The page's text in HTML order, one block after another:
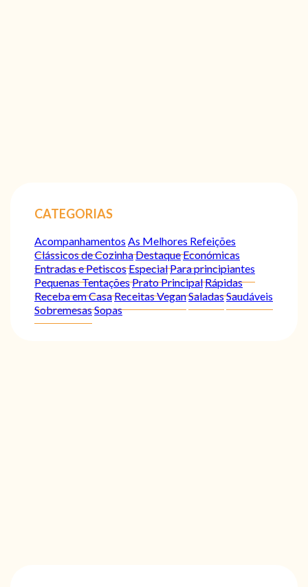
CATEGORIAS
Acompanhamentos As Melhores Refeições
Clássicos de CozinhaDestaqueEconómicas
Entradas e PetiscosEspecialPara principiantes
Pequenas TentaçõesPrato PrincipalRápidas
Receba em CasaReceitas VeganSaladasSaudáveis
SobremesasSopas